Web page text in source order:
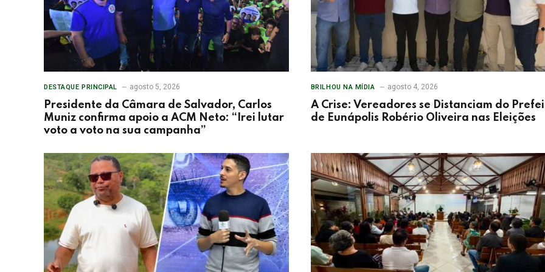
DESTAQUE PRINCIPAL agosto 5, 2026
Presidente da Câmara de Salvador, Carlos
Muniz confirma apoio a ACM Neto: “Irei lutar
voto a voto na sua campanha”
BRILHOU NA MÍDIA agosto 4, 2026
A Crise: Vereadores se Distanciam do
de Eunápolis Robério Oliveira nas Eleições